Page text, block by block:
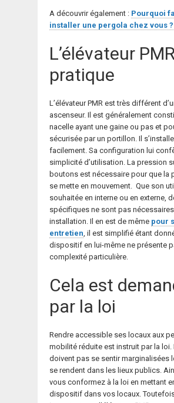
A découvrir également : Pourquoi
installer une pergola chez vous ?
L’élévateur
pratique
L’élévateur PMR est très différent
ascenseur. Il est généralement
nacelle ayant une gaine ou pas et
sécurisée par un portillon. Il
facilement. Sa configuration lui
simplicité d’utilisation. La pression
boutons est nécessaire pour que la
se mette en mouvement. Que son
souhaitée en interne ou en externe,
spécifiques ne sont pas
installation. Il en est de même pour
entretien, il est simplifié étant
dispositif en lui-même ne présente
complexité particulière.
Cela est
par la loi
Rendre accessible ses locaux aux
mobilité réduite est instruit par la loi.
doivent pas se sentir marginalisées
se rendent dans les lieux publics.
vous conformez à la loi en mettant
dispositif dans vos locaux.